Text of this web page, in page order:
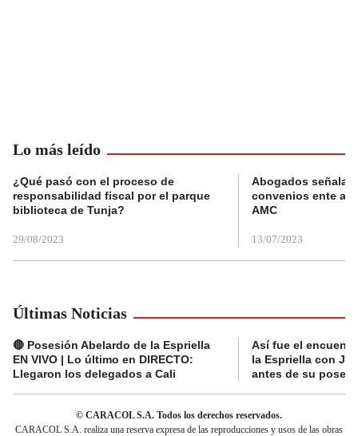
Lo más leído
¿Qué pasó con el proceso de
responsabilidad fiscal por el parque
biblioteca de Tunja?
29/08/2023
Abogados
convenios ente
AMC
13/07/2023
Últimas Noticias
🔴 Posesión Abelardo de la Espriella
EN VIVO | Lo último en DIRECTO:
Llegaron los delegados a Cali
Así fue el
la Espriella con
antes de su
© CARACOL S.A. Todos los derechos reservados.
CARACOL S.A. realiza una reserva expresa de las reproducciones y usos de las obras